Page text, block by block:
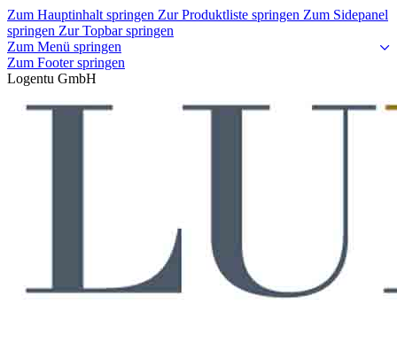
Zum Hauptinhalt springen Zur Produktliste springen Zum Sidepanel
springen Zur Topbar springen
Zum Menü springen
Zum Footer springen
Logentu GmbH